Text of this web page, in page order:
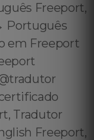
Freeport,
Português
em Freeport
Tradutor
Freeport,